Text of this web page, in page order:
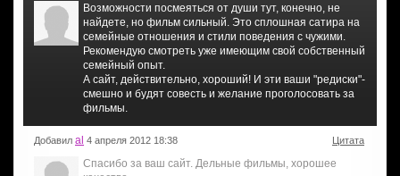
Возможности посмеяться от души тут, конечно, не
найдете, но фильм сильный. Это сплошная сатира на
семейные отношения и стили поведения с чужими.
Рекомендую смотреть уже имеющим свой собственный
семейный опыт.
А сайт, действительно, хороший! И эти ваши "редиски"-
смешно и будят совесть и желание проголосовать за
фильмы.
Добавил al 4 апреля 2012 18:38 Цитата
Спасибо за ваш сайт. Дельные фильмы, хорошее